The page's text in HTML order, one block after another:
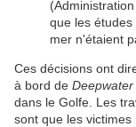
que les
mer n'étaient
Ces décisions ont
à bord de Deepwater
dans le Golfe. Les
sont que les